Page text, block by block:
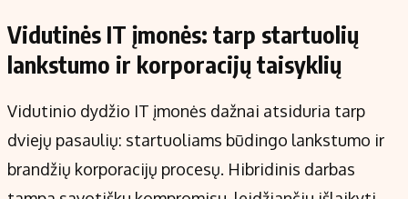
Vidutinės IT įmonės: tarp startuolių
lankstumo ir korporacijų taisyklių
Vidutinio dydžio IT įmonės dažnai atsiduria tarp
dviejų pasaulių: startuoliams būdingo lankstumo ir
brandžių korporacijų procesų. Hibridinis darbas